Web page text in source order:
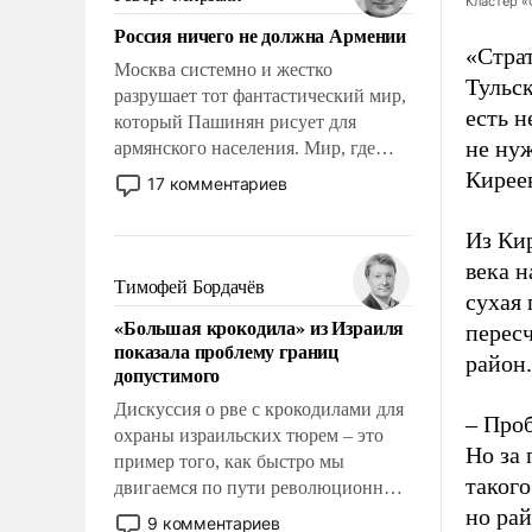
Китаем.
Россия ничего не должна Армении
Москва системно и жестко
разрушает тот фантастический мир,
который Пашинян рисует для
армянского населения. Мир, где
политические прожекты будут
безусловно оплачиваться за счет
где Еревану за свои поступки не
нужно отвечать.
17 комментариев
Тимофей Бордачёв
«Большая крокодила» из Израиля
показала проблему границ
допустимого
Дискуссия о рве с крокодилами для
охраны израильских тюрем – это
пример того, как быстро мы
двигаемся по пути революционных
изменений. То, что несколько лет
9 комментариев
есть
не
Из
века
сухая
район.
–
Но за
но